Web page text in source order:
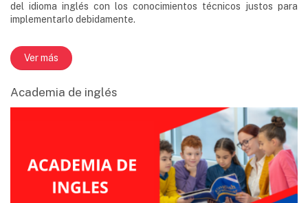
del idioma inglés con los conocimientos técnicos justos para
implementarlo debidamente.
Ver más
Academia de inglés